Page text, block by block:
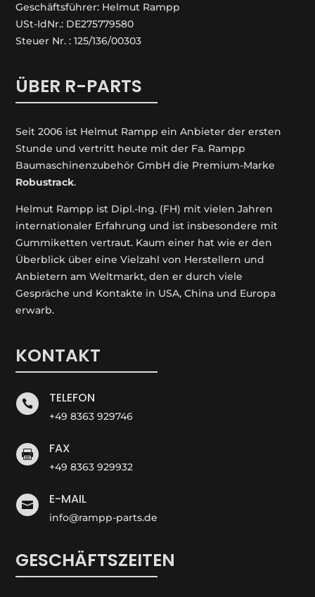
Geschäftsführer: Helmut Rampp
USt-IdNr.: DE275779580
Steuer Nr. : 125/136/00303
ÜBER R-PARTS
Seit 2006 ist Helmut Rampp ein An­bieter der ersten
Stunde und vertritt heute mit der Fa. Rampp
Baumaschinenzubehör GmbH die Premium-Marke
Robustrack.
Helmut Rampp ist Dipl.-Ing. (FH) mit vielen Jahren
internationaler Erfahrung und ist insbesondere mit
Gummiketten vertraut. Kaum einer hat wie er den
Überblick über eine Vielzahl von Herstellern und
Anbietern am Weltmarkt, den er durch viele
Gespräche und Kontakte in USA, China und Europa
erwarb.
KONTAKT
 TELEFON
+49 8363 929746
 FAX
+49 8363 929932
 E-MAIL
info@rampp-parts.de
GESCHÄFTSZEITEN